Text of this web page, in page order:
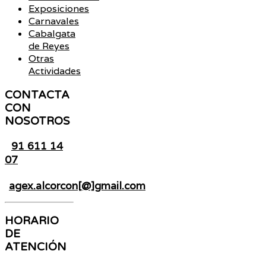
Exposiciones
Carnavales
Cabalgata
de Reyes
Otras
Actividades
CONTACTA
CON
NOSOTROS
91 611 14
07
agex.alcorcon[@]gmail.com
HORARIO
DE
ATENCIÓN